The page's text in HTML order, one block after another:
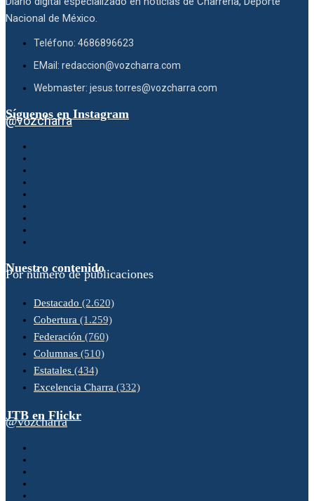
Nacional de México.
Teléfono: 4686896623
EMail: redaccion@vozcharra.com
Webmaster: jesus.torres@vozcharra.com
Síguenos en Instagram
@vozcharra
Nuestro contenido
Por número de publicaciones
Destacado (2.620)
Cobertura (1.259)
Federación (760)
Columnas (510)
Estatales (434)
Excelencia Charra (332)
JTB en Flickr
@vozcharra